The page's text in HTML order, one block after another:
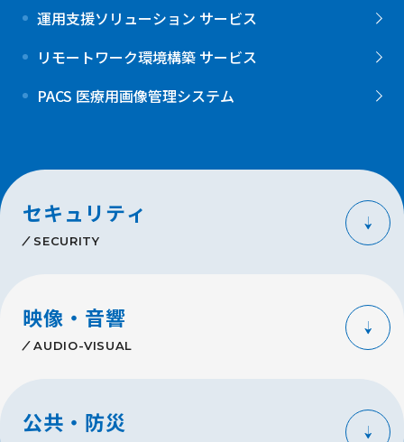
運用支援ソリューション サービス
リモートワーク環境構築 サービス
PACS 医療用画像管理システム
セキュリティ
SECURITY
映像・音響
AUDIO-VISUAL
公共・防災